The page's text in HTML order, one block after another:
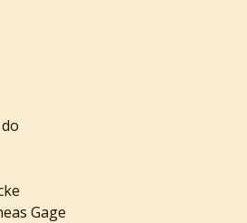
Gage